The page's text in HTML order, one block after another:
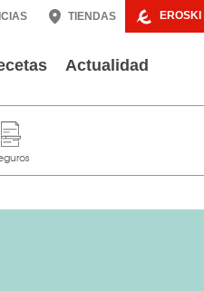
TIENDAS
Actualidad